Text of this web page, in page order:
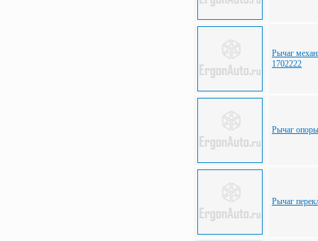
Рычаг
1702222
Рычаг
Рычаг